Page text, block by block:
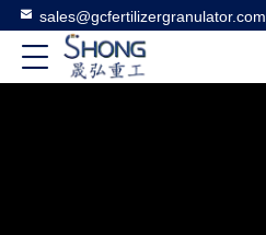
sales@gcfertilizergranulator.com